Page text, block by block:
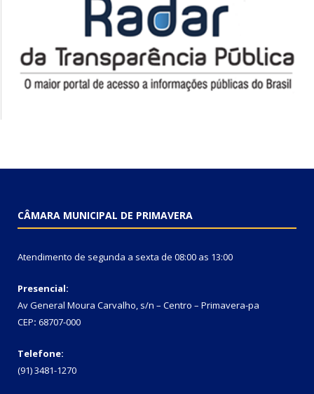
CÂMARA MUNICIPAL DE PRIMAVERA
Atendimento de segunda a sexta de 08:00 as 13:00
Presencial:
Av General Moura Carvalho, s/n – Centro – Primavera-pa
CEP: 68707-000
Telefone:
(91) 3481-1270